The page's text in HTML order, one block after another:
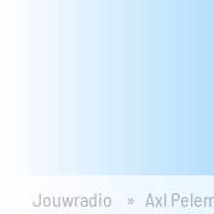
Jouwradio Axl